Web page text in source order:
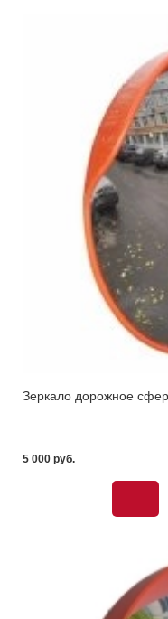
Зеркало дорожное
5 000 pуб.